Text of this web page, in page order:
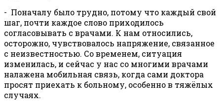
- Поначалу было трудно, потому что каждый свой
шаг, почти каждое слово приходилось
согласовывать с врачами. К нам относились,
осторожно, чувствовалось напряжение, связанное
с неизвестностью. Со временем, ситуация
изменилась, и сейчас у нас со многими врачами
налажена мобильная связь, когда сами доктора
просят приехать к больному, особенно в тяжёлых
случаях.